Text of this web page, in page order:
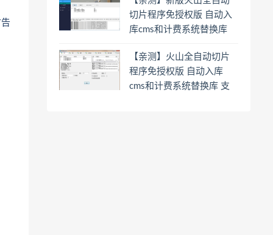
切片程序免授权版 自动入
库cms和计费系统替换库
告 带使用教程
【亲测】火山全自动切片
程序免授权版 自动入库
cms和计费系统替换库 支